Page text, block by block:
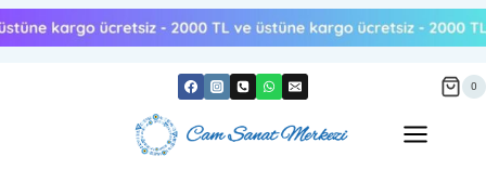
Skip
to
0